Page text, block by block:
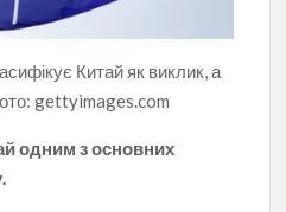
Китай як виклик, а
gettyimages.com
одним з основних